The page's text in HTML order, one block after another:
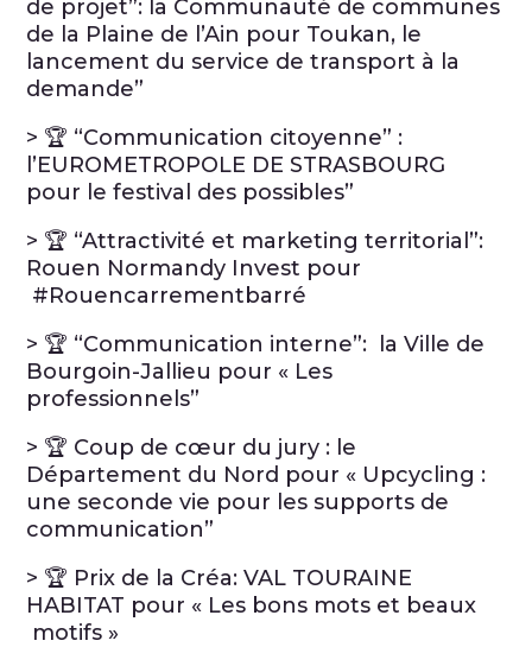
de projet”: la Communauté de communes
de la Plaine de l’Ain pour Toukan, le
lancement du service de transport à la
demande”
> 🏆 “Communication citoyenne” :
l’EUROMETROPOLE DE STRASBOURG
pour le festival des possibles”
> 🏆 “Attractivité et marketing territorial”:
Rouen Normandy Invest pour
#Rouencarrementbarré
> 🏆 “Communication interne”: la Ville de
Bourgoin-Jallieu pour « Les
professionnels”
> 🏆 Coup de cœur du jury : le
Département du Nord pour « Upcycling :
une seconde vie pour les supports de
communication”
> 🏆 Prix de la Créa: VAL TOURAINE
HABITAT pour « Les bons mots et beaux
motifs »